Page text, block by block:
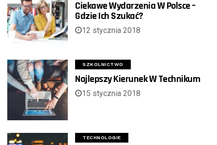
Ciekawe Wydarzenia W Polsce –
Gdzie Ich Szukać?
12 stycznia 2018
SZKOLNICTWO
Najlepszy Kierunek W Technikum
15 stycznia 2018
TECHNOLOGIE